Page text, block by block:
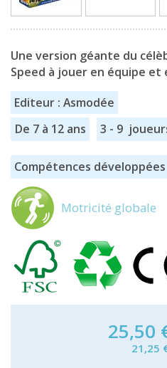
Une version géante du
Speed à jouer en équipe
Editeur : Asmodée
De 7 à 12 ans
3 - 9
Compétences développées
Motricité globale
25,50
21,25